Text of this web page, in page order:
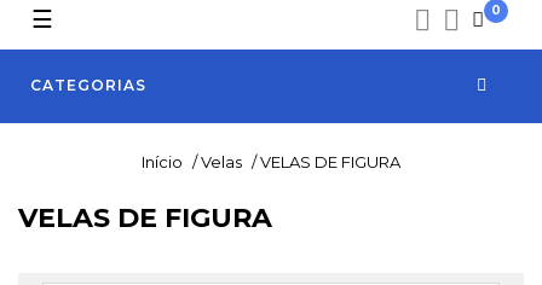
0
 
CATEGORIAS
Toggle
navigation
☰
Início /Velas /VELAS DE FIGURA
VELAS DE FIGURA